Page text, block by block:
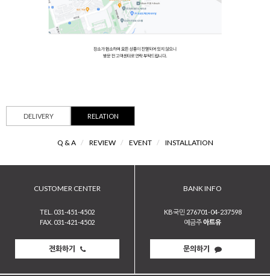
DELIVERY RELATION
Q & A / REVIEW / EVENT / INSTALLATION
CUSTOMER CENTER
TEL. 031-451-4502
FAX. 031-421-4502
전화하기
BANK INFO
KB국민 276701-04-237598
예금주아트유
문의하기